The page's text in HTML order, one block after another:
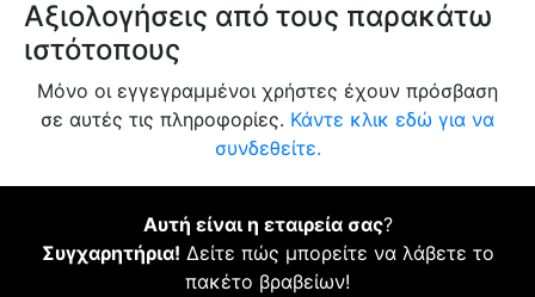
Αξιολογήσεις από τους παρακάτω
ιστότοπους
Μόνο οι εγγεγραμμένοι χρήστες έχουν πρόσβαση
σε αυτές τις πληροφορίες. Κάντε κλικ εδώ για να
συνδεθείτε.
Αυτή είναι η εταιρεία σας?
Συγχαρητήρια! Δείτε πώς μπορείτε να λάβετε το
πακέτο βραβείων!